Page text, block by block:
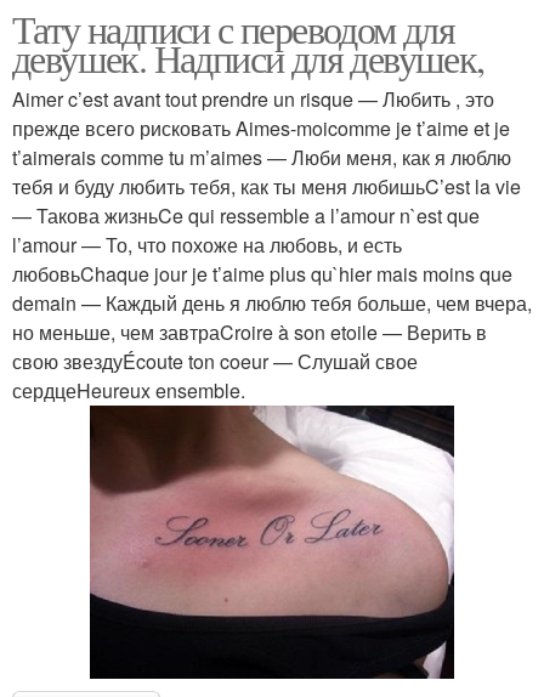
Тату надписи с переводом для
девушек. Надписи для девушек,
Aimer c’est avant tout prendre un risque — Любить , это
прежде всего рисковать Aimes-moicomme je t’aime et je
t’aimerais comme tu m’aimes — Люби меня, как я люблю
тебя и буду любить тебя, как ты меня любишьC’est la vie
— Такова жизньCe qui ressemble a l’amour n`est que
l’amour — То, что похоже на любовь, и есть
любовьChaque jour je t’aime plus qu`hier mais moins que
demain — Каждый день я люблю тебя больше, чем вчера,
но меньше, чем завтраCroire à son etoile — Верить в
свою звездуÉcoute ton coeur — Слушай свое
сердцеHeureux ensemble.